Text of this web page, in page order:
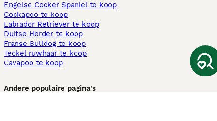
Engelse Cocker Spaniel te koop
Cockapoo te koop
Labrador Retriever te koop
Duitse Herder te koop
Franse Bulldog te koop
Teckel ruwhaar te koop
Cavapoo te koop
Andere populaire pagina's